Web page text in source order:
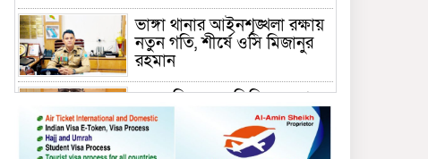
ভাঙ্গা থানার আইনশৃঙ্খলা রক্ষায়
নতুন গতি, শীর্ষে ওসি মিজানুর
রহমান
ময়মনসিংহের অতিরিক্ত জেলা
প্রশাসক (রাজস্ব) আজিম উদ্দিন
ভূমি মন্ত্রণালয়ে পদায়ন